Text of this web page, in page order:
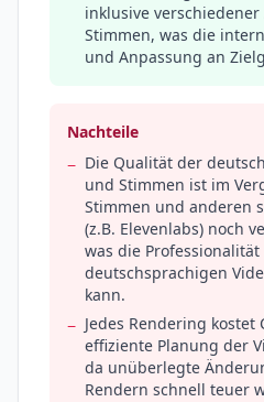
inklusive verschiedener
Stimmen, was die
und Anpassung an
Nachteile
− Die Qualität der
und Stimmen ist im
Stimmen und anderen
(z.B. Elevenlabs) noch
was die Professionalität
deutschsprachigen
kann.
− Jedes Rendering kostet
effiziente Planung der
da unüberlegte
Rendern schnell teuer